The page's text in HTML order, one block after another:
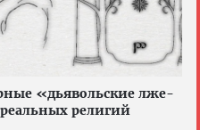
«дьявольские лже-
религий